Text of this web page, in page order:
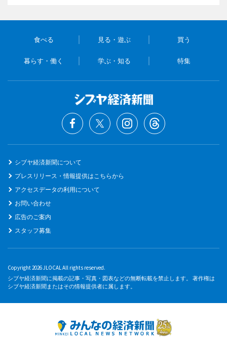
食べる 見る・遊ぶ 買う
暮らす・働く 学ぶ・知る 特集
シブヤ経済新聞について
プレスリリース・情報提供はこちらから
アクセスデータの利用について
お問い合わせ
広告のご案内
スタッフ募集
Copyright 2026 JLOCAL All rights reserved.
シブヤ経済新聞に掲載の記事・写真・図表などの無断転載を禁止します。 著作権は
シブヤ経済新聞またはその情報提供者に属します。